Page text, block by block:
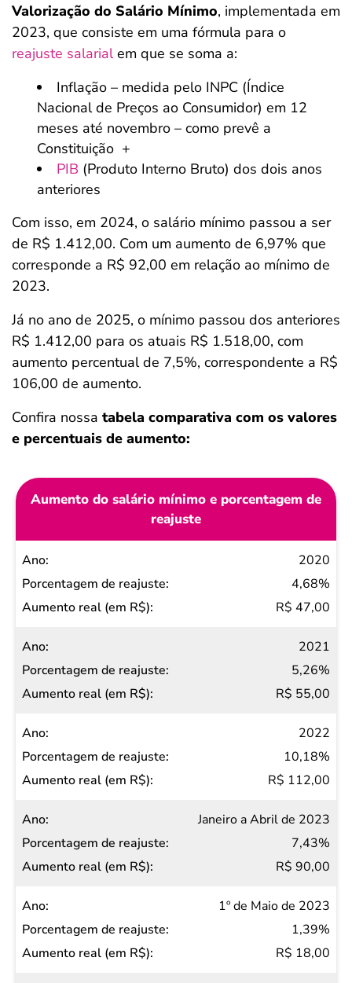
Valorização do Salário Mínimo, implementada em
2023, que consiste em uma fórmula para o
reajuste salarialem que se soma a:
Inflação – medida pelo INPC (Índice
Nacional de Preços ao Consumidor) em 12
meses até novembro – como prevê a
Constituição +
PIB (Produto Interno Bruto) dos dois anos
anteriores
Com isso, em 2024, o salário mínimo passou a ser
de R$ 1.412,00. Com um aumento de 6,97% que
corresponde a R$ 92,00 em relação ao mínimo de
2023.
Já no ano de 2025, o mínimo passou dos anteriores
R$ 1.412,00 para os atuais R$ 1.518,00, com
aumento percentual de 7,5%, correspondente a R$
106,00 de aumento.
Confira nossa tabela comparativa com os valores
e percentuais de aumento:
Aumento do salário mínimo e porcentagem de
reajuste
Ano
Porcentagem
de reajuste
real (em
R$)
2020
4,68%
R$ 47,00
2021
5,26%
R$ 55,00
2022
10,18%
R$ 112,00
Janeiro a Abril de 2023
7,43%
R$ 90,00
1º de Maio de 2023
1,39%
R$ 18,00